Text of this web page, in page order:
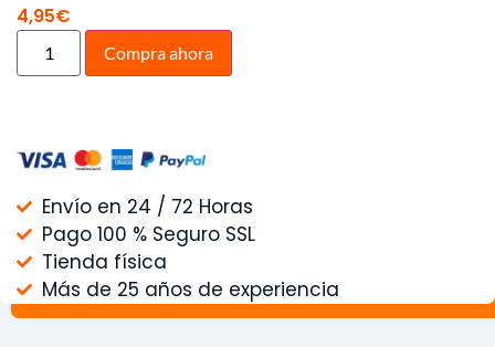
4,95€
Compra ahora
Envío en 24 / 72 Horas
Pago 100 % Seguro SSL
Tienda física
Más de 25 años de experiencia